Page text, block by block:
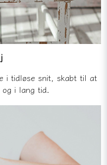
i tidløse snit, skabt til at
i lang tid.